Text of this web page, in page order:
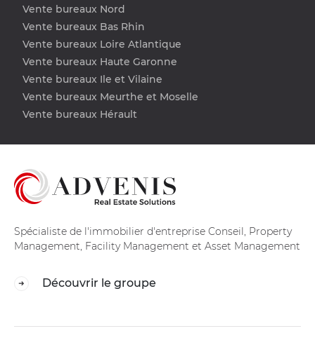
Vente bureaux Nord
Vente bureaux Bas Rhin
Vente bureaux Loire Atlantique
Vente bureaux Haute Garonne
Vente bureaux Ile et Vilaine
Vente bureaux Meurthe et Moselle
Vente bureaux Hérault
Spécialiste de l'immobilier d'entreprise Conseil, Property
Management, Facility Management et Asset Management
Découvrir le groupe